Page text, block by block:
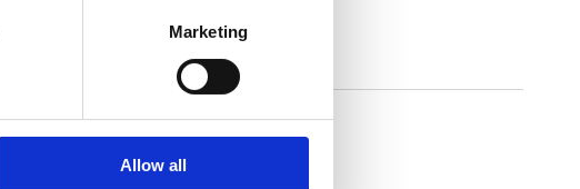
Marketing
Allow all
Haustiere